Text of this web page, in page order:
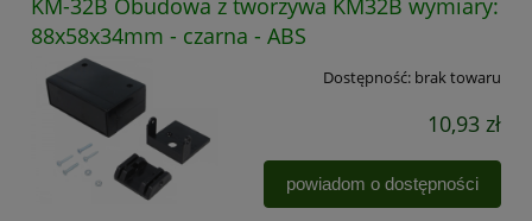
KM-32B Obudowa z tworzywa KM32B wymiary:
88x58x34mm - czarna - ABS
Dostępność: brak towaru
10,93 zł
powiadom o dostępności